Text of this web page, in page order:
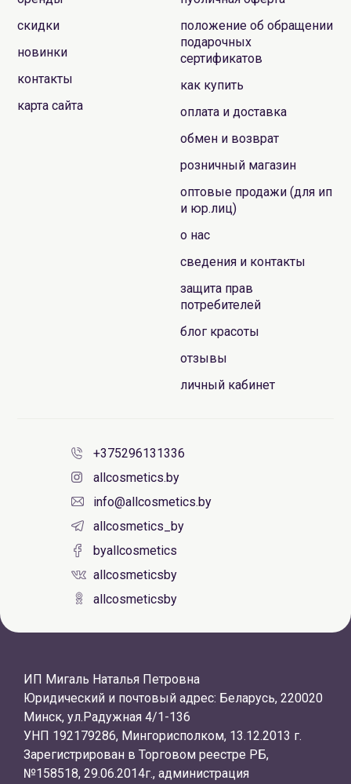
скидки
новинки
контакты
карта сайта
положение об обращении
подарочных
сертификатов
как купить
оплата и доставка
обмен и возврат
розничный магазин
оптовые продажи (для ип
и юр.лиц)
о нас
сведения и контакты
защита прав
потребителей
блог красоты
отзывы
личный кабинет
+375296131336
allcosmetics.by
info@allcosmetics.by
allcosmetics_by
byallcosmetics
allcosmeticsby
allcosmeticsby
ИП Мигаль Наталья Петровна
Юридический и почтовый адрес: Беларусь, 220020
Минск, ул.Радужная 4/1-136
УНП 192179286, Мингорисполком, 13.12.2013 г.
Зарегистрирован в Торговом реестре РБ,
№158518, 29.06.2014г., администрация